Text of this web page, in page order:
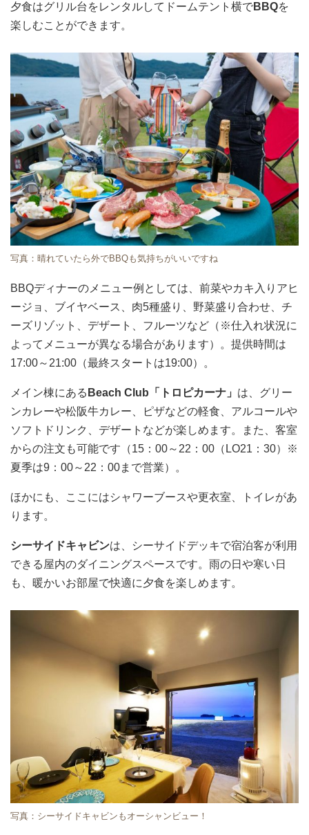
夕食はグリル台をレンタルしてドームテント横でBBQを
楽しむことができます。
写真：晴れていたら外でBBQも気持ちがいいですね
BBQディナーのメニュー例としては、前菜やカキ入りアヒ
ージョ、ブイヤベース、肉5種盛り、野菜盛り合わせ、チ
ーズリゾット、デザート、フルーツなど（※仕入れ状況に
よってメニューが異なる場合があります）。提供時間は
17:00～21:00（最終スタートは19:00）。
メイン棟にある Beach Club「トロピカーナ」 は、グリー
ンカレーや松阪牛カレー、ピザなどの軽食、アルコールや
ソフトドリンク、デザートなどが楽しめます。また、客室
からの注文も可能です（15：00～22：00（LO21：30）※
夏季は9：00～22：00まで営業）。
ほかにも、ここにはシャワーブースや更衣室、トイレがあ
ります。
シーサイドキャビンは、シーサイドデッキで宿泊客が利用
できる屋内のダイニングスペースです。雨の日や寒い日
も、暖かいお部屋で快適に夕食を楽しめます。
写真：シーサイドキャビンもオーシャンビュー！